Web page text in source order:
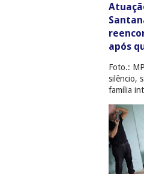
após
Foto.:
silêncio,
família